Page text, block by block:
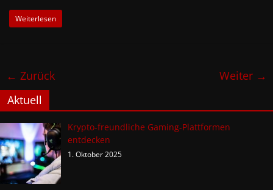
Weiterlesen
← Zurück
Weiter →
Aktuell
Krypto-freundliche Gaming-Plattformen
entdecken
1. Oktober 2025